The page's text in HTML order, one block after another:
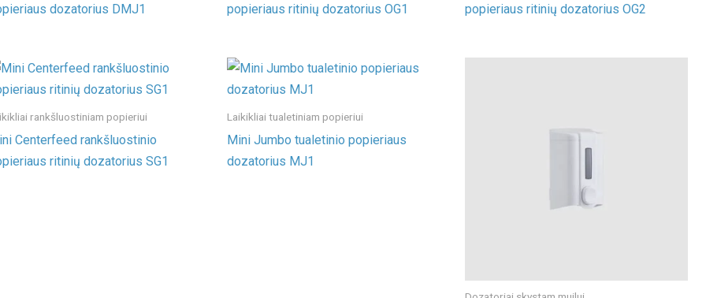
dozatorius DMJ1
popieriaus ritinių dozatorius OG1
popieriaus ritinių dozatorius OG2
rankšluostiniam popieriui
Centerfeed rankšluostinio
ritinių dozatorius SG1
Laikikliai tualetiniam popieriui
Mini Jumbo tualetinio popieriaus
dozatorius MJ1